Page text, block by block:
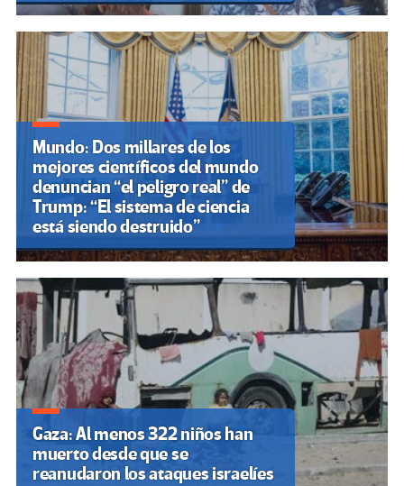
Mundo: Dos millares de los
mejores científicos del mundo
denuncian “el peligro real” de
Trump: “El sistema de ciencia
está siendo destruido”
Gaza: Al menos 322 niños han
muerto desde que se
reanudaron los ataques israelíes